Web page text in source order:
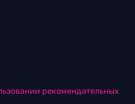
рекомендательных